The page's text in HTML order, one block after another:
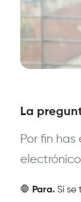
La
Por fin
🛑 Para. Si se